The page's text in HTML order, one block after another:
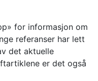
for informasjon om
referanser har lett
det aktuelle
er det også